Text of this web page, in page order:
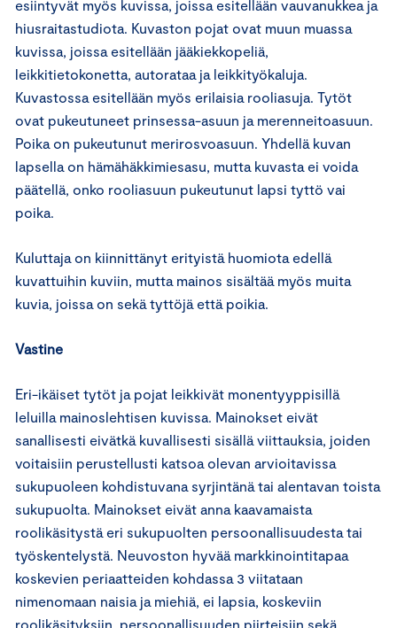
esiintyvät myös kuvissa, joissa esitellään vauvanukkea ja
hiusraitastudiota. Kuvaston pojat ovat muun muassa
kuvissa, joissa esitellään jääkiekkopeliä,
leikkitietokonetta, autorataa ja leikkityökaluja.
Kuvastossa esitellään myös erilaisia rooliasuja. Tytöt
ovat pukeutuneet prinsessa-asuun ja merenneitoasuun.
Poika on pukeutunut merirosvoasuun. Yhdellä kuvan
lapsella on hämähäkkimiesasu, mutta kuvasta ei voida
päätellä, onko rooliasuun pukeutunut lapsi tyttö vai
poika.
Kuluttaja on kiinnittänyt erityistä huomiota edellä
kuvattuihin kuviin, mutta mainos sisältää myös muita
kuvia, joissa on sekä tyttöjä että poikia.
Vastine
Eri-ikäiset tytöt ja pojat leikkivät monentyyppisillä
leluilla mainoslehtisen kuvissa. Mainokset eivät
sanallisesti eivätkä kuvallisesti sisällä viittauksia, joiden
voitaisiin perustellusti katsoa olevan arvioitavissa
sukupuoleen kohdistuvana syrjintänä tai alentavan toista
sukupuolta. Mainokset eivät anna kaavamaista
roolikäsitystä eri sukupuolten persoonallisuudesta tai
työskentelystä. Neuvoston hyvää markkinointitapaa
koskevien periaatteiden kohdassa 3 viitataan
nimenomaan naisia ja miehiä, ei lapsia, koskeviin
roolikäsityksiin, persoonallisuuden piirteisiin sekä